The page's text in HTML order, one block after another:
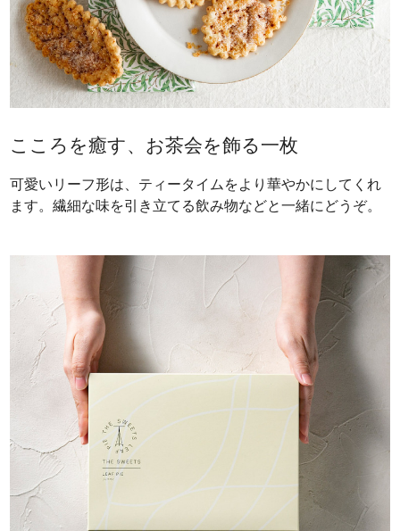
こころを癒す、お茶会を飾る一枚
可愛いリーフ形は、ティータイムをより華やかにしてくれ
ます。繊細な味を引き立てる飲み物などと一緒にどうぞ。